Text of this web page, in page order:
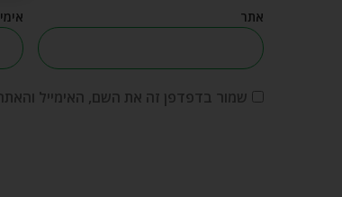
אתר
שמור בדפדפן זה את השם, האימייל